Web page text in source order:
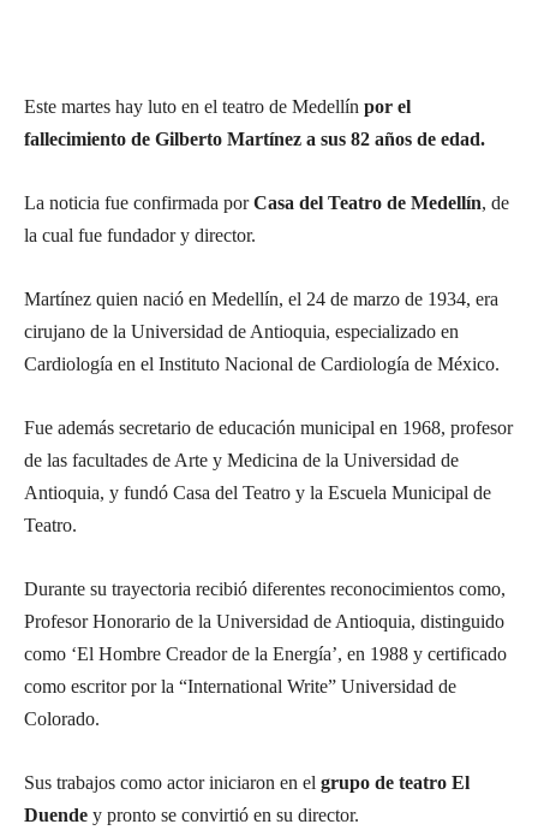
Este martes hay luto en el teatro de Medellín por el
fallecimiento de Gilberto Martínez a sus 82 años de edad.
La noticia fue confirmada porCasa del Teatro de Medellín, de
la cual fue fundador y director.
Martínez quien nació en Medellín, el 24 de marzo de 1934, era
cirujano de la Universidad de Antioquia, especializado en
Cardiología en el Instituto Nacional de Cardiología de México.
Fue además secretario de educación municipal en 1968, profesor
de las facultades de Arte y Medicina de la Universidad de
Antioquia, y fundó Casa del Teatro y la Escuela Municipal de
Teatro.
Durante su trayectoria recibió diferentes reconocimientos como,
Profesor Honorario de la Universidad de Antioquia, distinguido
como ‘El Hombre Creador de la Energía’, en 1988 y certificado
como escritor por la “International Write” Universidad de
Colorado.
Sus trabajos como actor iniciaron en el grupo de teatro El
Duende y pronto se convirtió en su director.